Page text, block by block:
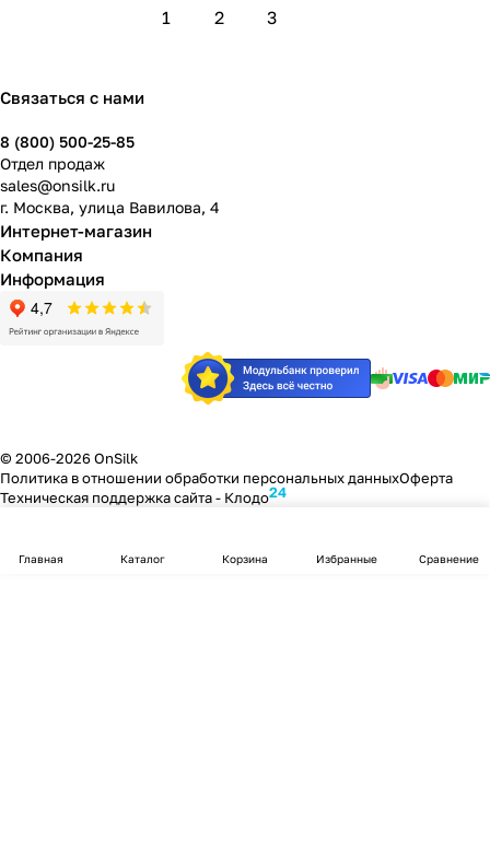
1 2 3
Связаться с нами
8 (800) 500-25-85
Отдел продаж
sales@onsilk.ru
г. Москва, улица Вавилова, 4
Интернет-магазин
Компания
Информация
© 2006-2026 OnSilk
Политика в отношении обработки персональных данныхОферта
Техническая поддержка сайта - Клодо24
Главная Каталог Корзина Избранные Сравнение